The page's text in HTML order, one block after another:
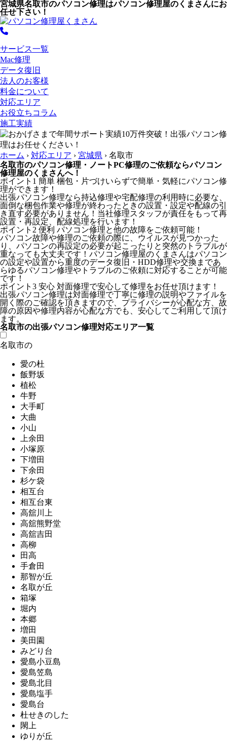
宮城県名取市のパソコン修理はパソコン修理屋のくまさんにお
任せ下さい！
サービス一覧
Mac修理
データ復旧
法人のお客様
料金について
対応エリア
お役立ちコラム
施工実績
ホーム › 対応エリア › 宮城県 › 名取市
名取市のパソコン修理・ノートPC修理のご依頼ならパソコン
修理屋のくまさんへ！
ポイント1 簡単 梱包・片づけいらずで簡単・気軽にパソコン修
理ができます！
出張パソコン修理なら持込修理や宅配修理の利用時に必要な、
面倒な梱包作業や修理が終わったときの設置・設定や配線の引
き直す必要がありません！当社修理スタッフが責任をもって再
設置・再設定、配線処理を行います！
ポイント2 便利 パソコン修理と他の故障をご依頼可能！
パソコン故障や修理のご依頼の際に、ウイルスが見つかった
り、パソコンの再設定の必要が起こったりと突然のトラブルが
重なっても大丈夫です！パソコン修理屋のくまさんはパソコン
の設定や設置から重度のデータ復旧・HDD修理や交換まであ
らゆるパソコン修理やトラブルのご依頼に対応することが可能
です！
ポイント3 安心 対面修理で安心して修理をお任せ頂けます！
出張パソコン修理は対面修理で丁寧に修理の説明やファイルを
開く際のご確認を頂きますので、プライバシーが心配な方、故
障の原因や修理内容が心配な方でも、安心してご利用して頂け
ます。
名取市の出張パソコン修理対応エリア一覧
名取市の
愛の杜
飯野坂
植松
牛野
大手町
大曲
小山
上余田
小塚原
下増田
下余田
杉ケ袋
相互台
相互台東
高舘川上
高舘熊野堂
高舘吉田
高柳
田高
手倉田
那智が丘
名取が丘
箱塚
堀内
本郷
増田
美田園
みどり台
愛島小豆島
愛島笠島
愛島北目
愛島塩手
愛島台
杜せきのした
閖上
ゆりが丘